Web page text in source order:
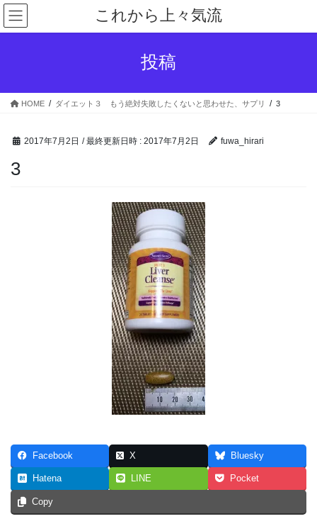
コ
ン
テ
ス
ナ
ビ
ゲ
ン
これから上々気流
投稿
HOME ダイエット３ もう絶対失敗したくないと思わせた、サプリ 3
2017年7月2日 / 最終更新日時 : 2017年7月2日 fuwa_hirari
3
Facebook X Bluesky
Hatena LINE Pocket
Copy